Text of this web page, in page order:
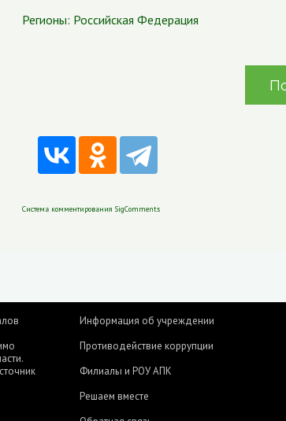
Регионы: Российская Федерация
Система комментирования SigComments
Информация об учреждении
Противодействие коррупции
Филиалы и РОУ АПК
Решаем вместе